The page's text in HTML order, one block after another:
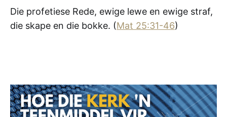
Die profetiese Rede, ewige lewe en ewige straf,
die skape en die bokke. (Mat 25:31-46)